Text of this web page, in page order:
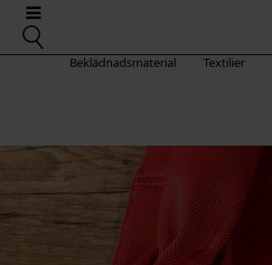
Beklädnadsmaterial Textilier